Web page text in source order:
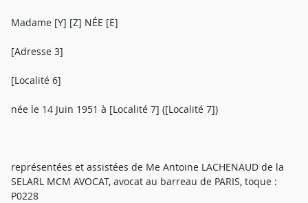
Madame [Y] [Z] NÉE [E]
[Adresse 3]
[Localité 6]
née le 14 Juin 1951 à [Localité 7] ([Localité 7])
représentées et assistées de Me Antoine LACHENAUD de la
SELARL MCM AVOCAT, avocat au barreau de PARIS, toque :
P0228